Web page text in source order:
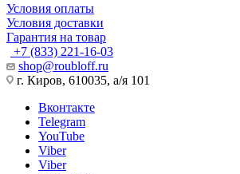
Условия оплаты
Условия доставки
Гарантия на товар
+7 (833) 221-16-03
shop@roubloff.ru
г. Киров, 610035, а/я 101
Вконтакте
Telegram
YouTube
Viber
Viber